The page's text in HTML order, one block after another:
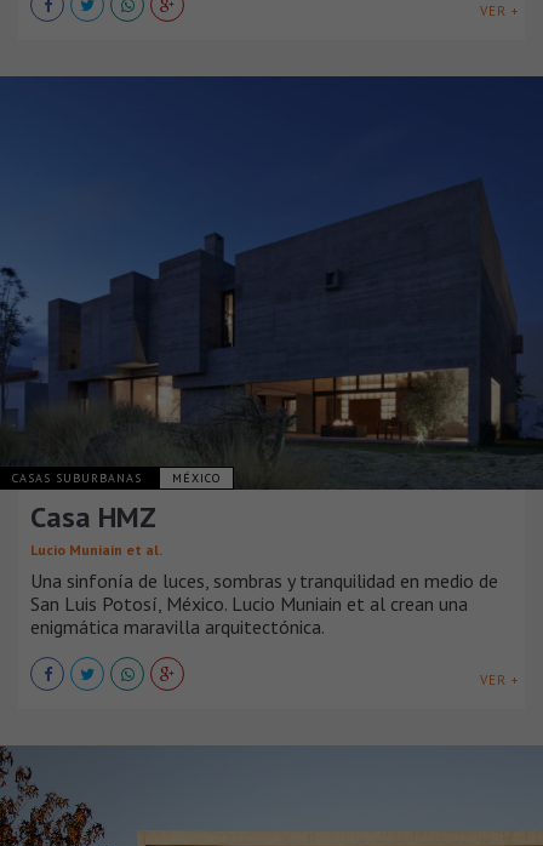
VER +
CASAS SUBURBANAS MÉXICO
Casa HMZ
Lucio Muniain et al.
Una sinfonía de luces, sombras y tranquilidad en medio de
San Luis Potosí, México. Lucio Muniain et al crean una
enigmática maravilla arquitectónica.
VER +